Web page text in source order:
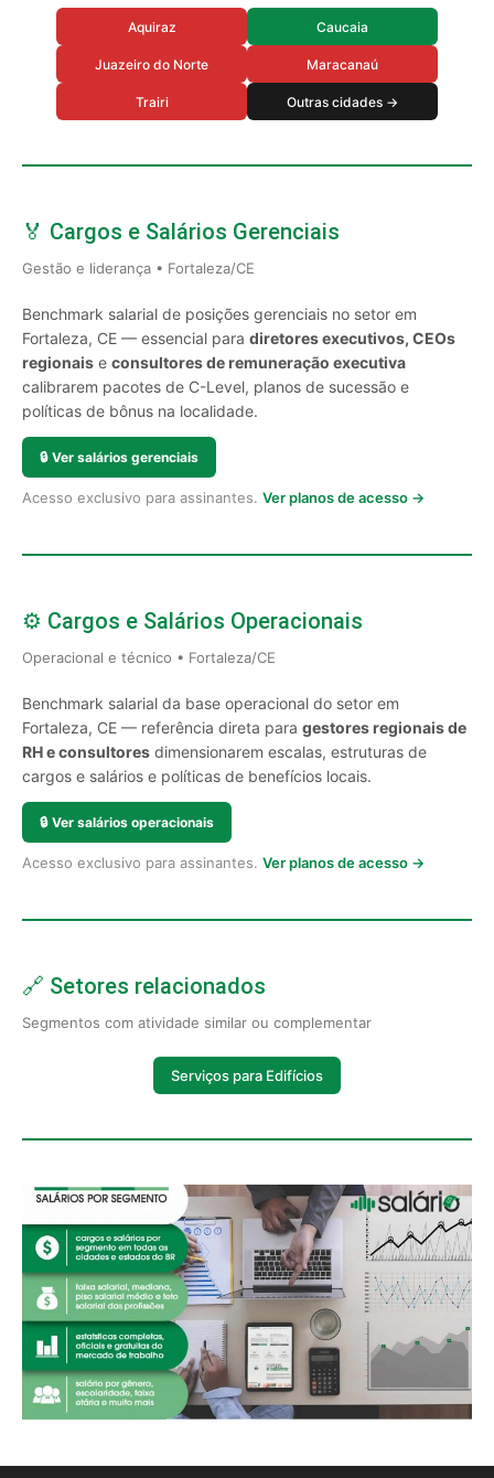
Aquiraz Caucaia
Juazeiro do Norte Maracanaú
Trairi Outras cidades →
🏅 Cargos e Salários Gerenciais
Gestão e liderança • Fortaleza/CE
Benchmark salarial de posições gerenciais no setor em
Fortaleza, CE — essencial para diretores executivos, CEOs
regionais e consultores de remuneração executiva
calibrarem pacotes de C-Level, planos de sucessão e
políticas de bônus na localidade.
🔒 Ver salários gerenciais
Acesso exclusivo para assinantes. Ver planos de acesso →
⚙️ Cargos e Salários Operacionais
Operacional e técnico • Fortaleza/CE
Benchmark salarial da base operacional do setor em
Fortaleza, CE — referência direta para gestores regionais de
RH e consultores dimensionarem escalas, estruturas de
cargos e salários e políticas de benefícios locais.
🔒 Ver salários operacionais
Acesso exclusivo para assinantes. Ver planos de acesso →
🔗 Setores relacionados
Segmentos com atividade similar ou complementar
Serviços para Edifícios